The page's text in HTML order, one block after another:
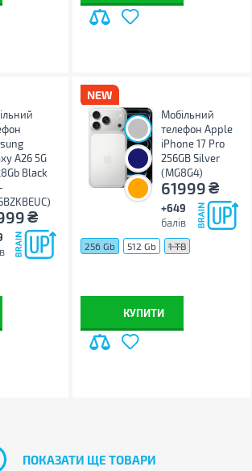
A26 5G
Black
₴
Мобільний
телефон Apple
iPhone 17 Pro
256GB Silver
(MG8G4)
61999₴
+649
балів
256 Gb 512 Gb 1 TB
КУПИТИ
ПОКАЗАТИ ЩЕ ТОВАРИ